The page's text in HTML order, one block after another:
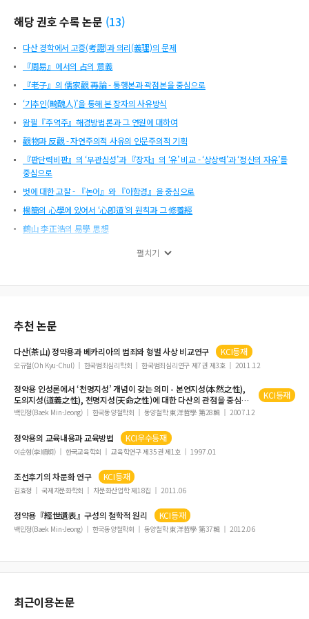
해당 권호 수록 논문 (13)
다산 경학에서 고증(考證)과 의리(義理)의 문제
『周易』에서의 占의 意義
『老子』의 儒家觀 再論 - 통행본과 곽점본을 중심으로
‘기추인(畸醜人)’을 통해 본 장자의 사유방식
왕필『주역주』해경방법론과 그 연원에 대하여
觀物과 反觀 - 자연주의적 사유의 인문주의적 기획
『판단력비판』의 ‘무관심성’과 『장자』의 ‘유’ 비교 - ‘상상력’과 ‘정신의 자유’를
중심으로
벗에 대한 고찰 - 『논어』와 『아함경』을 중심으로
楊簡의 心學에 있어서 ‘心卽道’의 원칙과 그 修養經
鶴山 李正浩의 易學 思想
중국 고대 感應觀의 형성 - 주요 개념과의 관계를 중심으로
동산 유인식의 계몽운동과 유교개혁론 - 정재 학파의 유교개혁론 연구(2)
펼치기
추천 논문
다산(茶山)정약용과 베카리아의 범죄와 형벌 사상 비교연구 KCI등재
오규철(Oh Kyu-Chul) 한국범죄심리학회 한국범죄심리연구 제7권 제3호 2011.12
정약용인성론에서 ‘천명지성’ 개념이 갖는 의미 - 본연지성(本然之性),
도의지성(道義之性), 천명지성(天命之性)에 대한 다산의 관점을 중심으
로
KCI등재
백민정(Baek Min-Jeong) 한국동양철학회 동양철학 東洋哲學 第28輯 2007.12
정약용의 교육내용과 교육방법 KCI우수등재
이순형(李順炯) 한국교육학회 교육학연구 제35권 제1호 1997.01
조선후기의 차문화 연구 KCI등재
김효정 국제차문화학회 차문화산업학 제18집 2011.06
정약용 『經世遺表』구성의 철학적 원리 KCI등재
백민정(Baek Min-Jeong) 한국동양철학회 동양철학 東洋哲學 第37輯 2012.06
최근이용논문